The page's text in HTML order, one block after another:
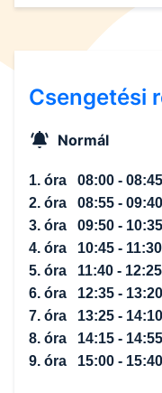
Csengetési
Normál
1. óra 08:00 - 08:45
2. óra 08:55 - 09:40
3. óra 09:50 - 10:35
4. óra 10:45 - 11:30
5. óra 11:40 - 12:25
6. óra 12:35 - 13:20
7. óra 13:25 - 14:10
8. óra 14:15 - 14:55
9. óra 15:00 - 15:40